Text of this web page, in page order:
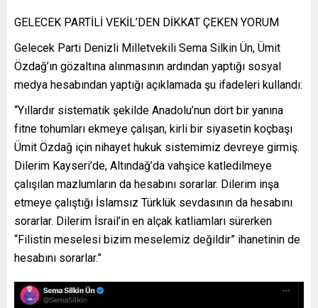
GELECEK PARTİLİ VEKİL’DEN DİKKAT ÇEKEN YORUM
Gelecek Parti Denizli Milletvekili Sema Silkin Ün, Ümit
Özdağ’ın gözaltına alınmasının ardından yaptığı sosyal
medya hesabından yaptığı açıklamada şu ifadeleri kullandı:
“Yıllardır sistematik şekilde Anadolu’nun dört bir yanına
fitne tohumları ekmeye çalışan, kirli bir siyasetin koçbaşı
Ümit Özdağ için nihayet hukuk sistemimiz devreye girmiş.
Dilerim Kayseri’de, Altındağ’da vahşice katledilmeye
çalışılan mazlumların da hesabını sorarlar. Dilerim inşa
etmeye çalıştığı İslamsız Türklük sevdasının da hesabını
sorarlar. Dilerim İsrail’in en alçak katliamları sürerken
“Filistin meselesi bizim meselemiz değildir” ihanetinin de
hesabını sorarlar.”